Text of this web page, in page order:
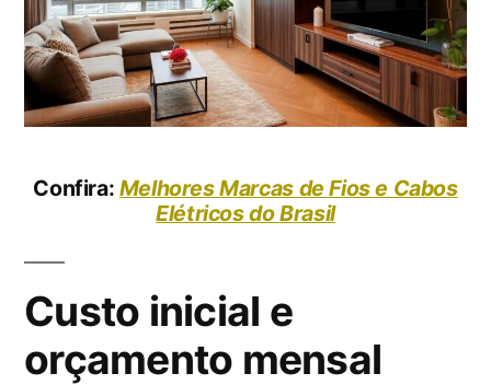
Confira: Melhores Marcas de Fios e Cabos
Elétricos do Brasil
Custo inicial e
orçamento mensal